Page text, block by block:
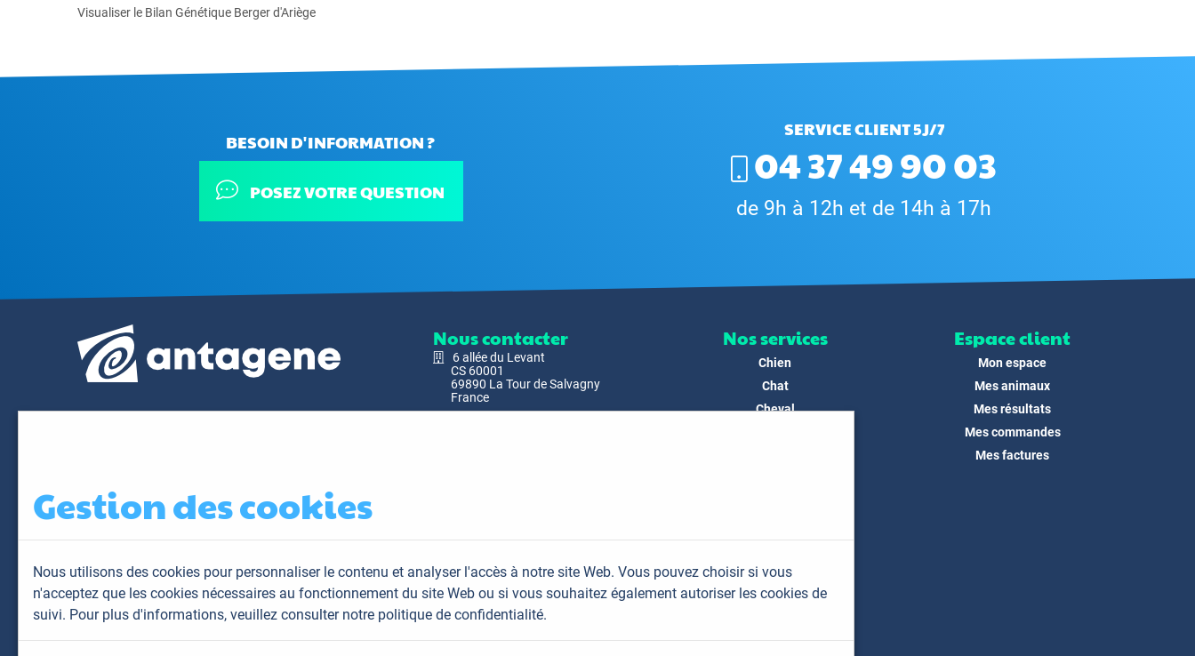
Visualiser le Bilan Génétique Berger d'Ariège
BESOIN D'INFORMATION ?
POSEZ VOTRE QUESTION
SERVICE CLIENT 5J/7
04 37 49 90 03
de 9h à 12h et de 14h à 17h
Nous contacter
6 allée du Levant
CS 60001
69890 La Tour de Salvagny
France
Nos services
Chien
Chat
Cheval
FAQ
Contact
Espace client
Mon espace
Mes animaux
Mes résultats
Mes commandes
Mes factures
Gestion des cookies
Nous utilisons des cookies pour personnaliser le contenu et analyser l'accès à notre site Web. Vous pouvez choisir si vous
n'acceptez que les cookies nécessaires au fonctionnement du site Web ou si vous souhaitez également autoriser les cookies de
suivi. Pour plus d'informations, veuillez consulter notre politique de confidentialité.